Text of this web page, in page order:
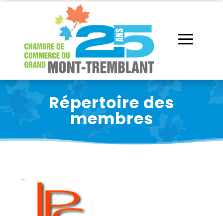
Répertoire des
membres